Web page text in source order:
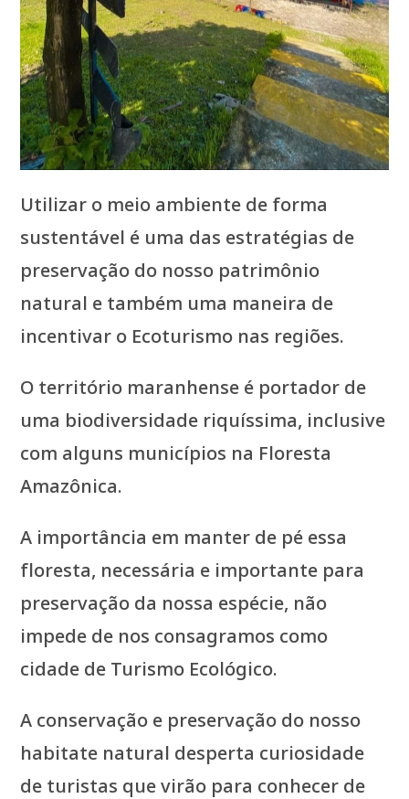
Utilizar o meio ambiente de forma
sustentável é uma das estratégias de
preservação do nosso patrimônio
natural e também uma maneira de
incentivar o Ecoturismo nas regiões.
O território maranhense é portador de
uma biodiversidade riquíssima, inclusive
com alguns municípios na Floresta
Amazônica.
A importância em manter de pé essa
floresta, necessária e importante para
preservação da nossa espécie, não
impede de nos consagramos como
cidade de Turismo Ecológico.
A conservação e preservação do nosso
habitate natural desperta curiosidade
de turistas que virão para conhecer de